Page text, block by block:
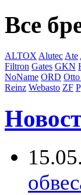
Все
ALTOX Alutec Ate
Filtron Gates GKN
NoName ORD
Reinz Webasto ZF